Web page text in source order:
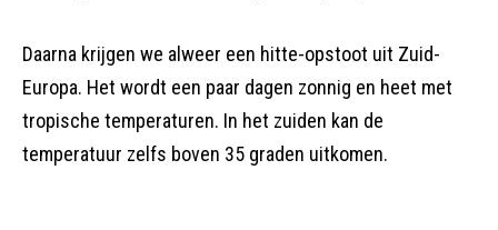
Daarna krijgen we alweer een hitte-opstoot uit Zuid-
Europa. Het wordt een paar dagen zonnig en heet met
tropische temperaturen. In het zuiden kan de
temperatuur zelfs boven 35 graden uitkomen.